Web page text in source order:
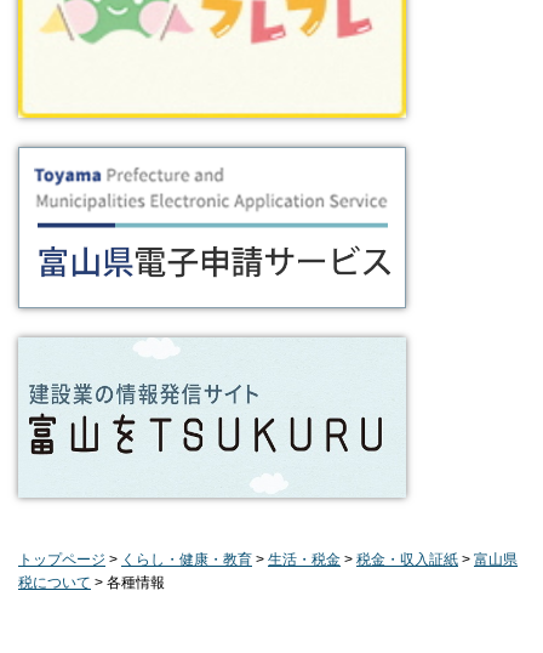
トップページ > くらし・健康・教育 > 生活・税金 > 税金・収入証紙 > 富山県
税について > 各種情報